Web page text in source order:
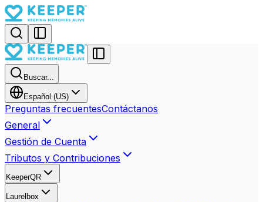
Buscar...
Español (US)
Preguntas frecuentesContáctanos
General
Gestión de Cuenta
Tributos y Contribuciones
KeeperQR
Laurelbox